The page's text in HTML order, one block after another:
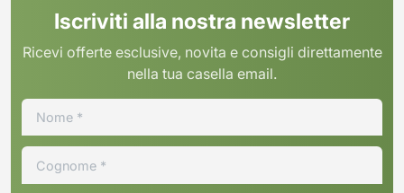
Iscriviti alla nostra newsletter
Ricevi offerte esclusive, novita e consigli direttamente
nella tua casella email.